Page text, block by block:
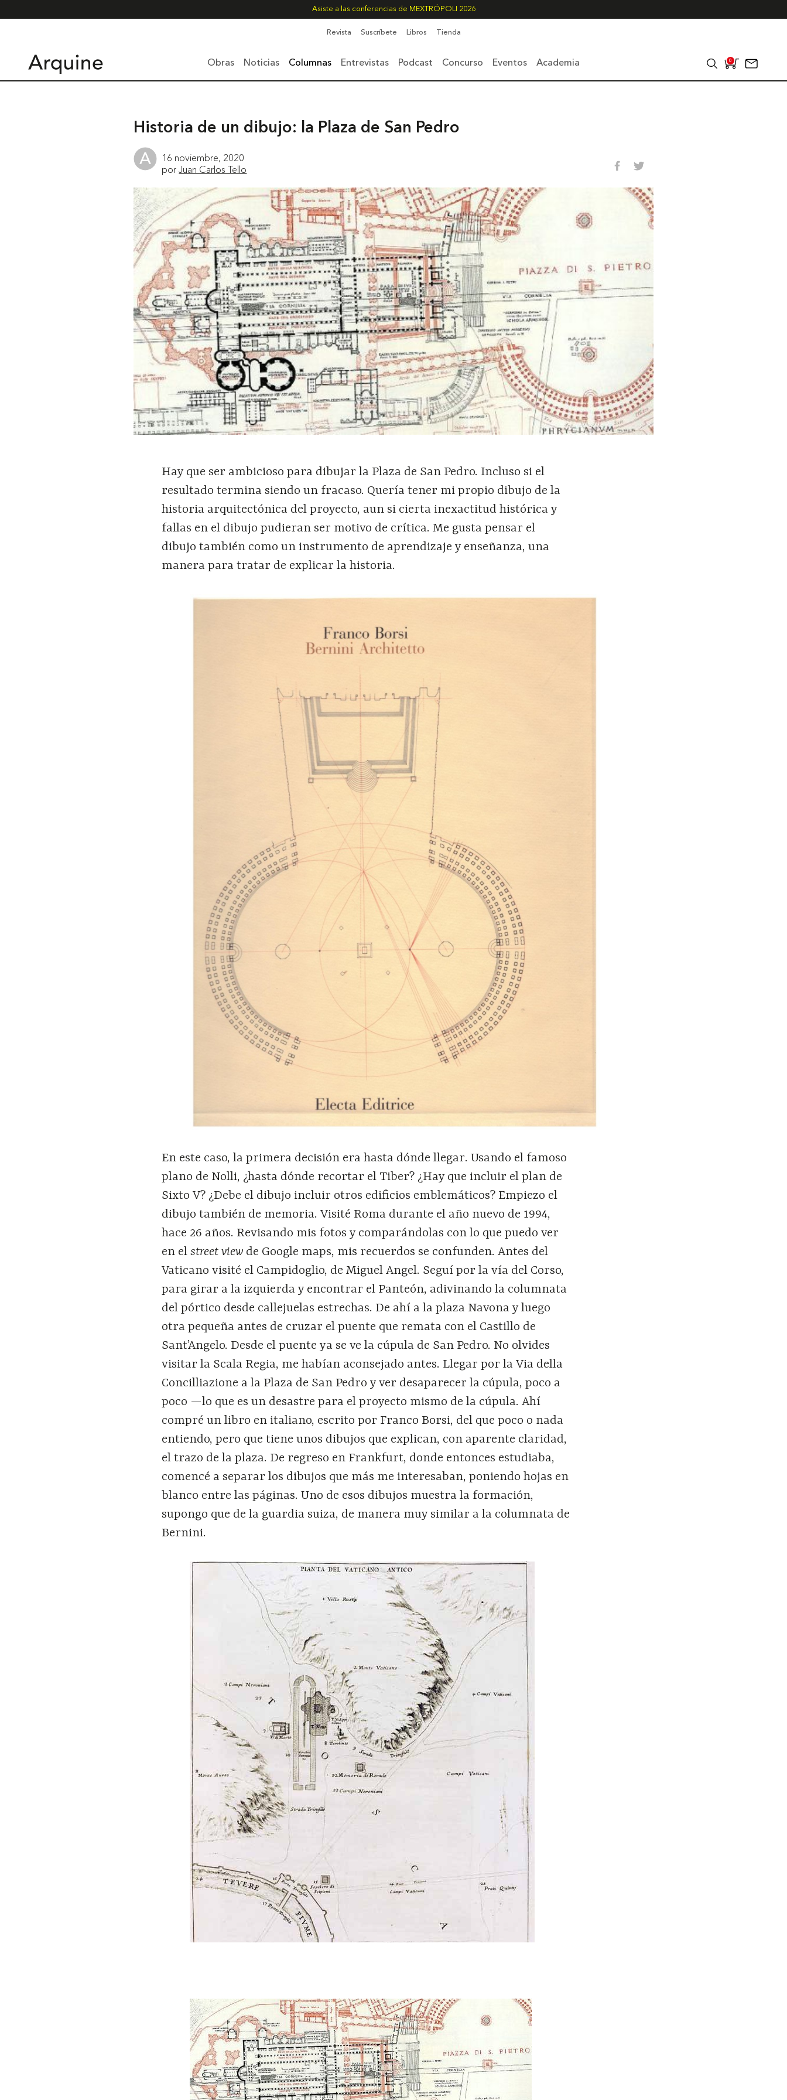
Asiste a las conferencias de MEXTRÓPOLI 2026
Revista Suscríbete Libros Tienda
Obras Noticias Columnas Entrevistas Podcast Concurso Eventos Academia 0
Historia de un dibujo: la Plaza de San Pedro
16 noviembre, 2020
porJuan Carlos Tello
Hay que ser ambicioso para dibujar la Plaza de San Pedro. Incluso si el
resultado termina siendo un fracaso. Quería tener mi propio dibujo de la
historia arquitectónica del proyecto, aun si cierta inexactitud histórica y
fallas en el dibujo pudieran ser motivo de crítica. Me gusta pensar el
dibujo también como un instrumento de aprendizaje y enseñanza, una
manera para tratar de explicar la historia.
En este caso, la primera decisión era hasta dónde llegar. Usando el famoso
plano de Nolli, ¿hasta dónde recortar el Tiber? ¿Hay que incluir el plan de
Sixto V? ¿Debe el dibujo incluir otros edificios emblemáticos? Empiezo el
dibujo también de memoria. Visité Roma durante el año nuevo de 1994,
hace 26 años. Revisando mis fotos y comparándolas con lo que puedo ver
en elstreet view de Google maps, mis recuerdos se confunden. Antes del
Vaticano visité el Campidoglio, de Miguel Angel. Seguí por la vía del Corso,
para girar a la izquierda y encontrar el Panteón, adivinando la columnata
del pórtico desde callejuelas estrechas. De ahí a la plaza Navona y luego
otra pequeña antes de cruzar el puente que remata con el Castillo de
Sant’Angelo. Desde el puente ya se ve la cúpula de San Pedro. No olvides
visitar la Scala Regia, me habían aconsejado antes. Llegar por la Via della
Concilliazione a la Plaza de San Pedro y ver desaparecer la cúpula, poco a
poco —lo que es un desastre para el proyecto mismo de la cúpula. Ahí
compré un libro en italiano, escrito por Franco Borsi, del que poco o nada
entiendo, pero que tiene unos dibujos que explican, con aparente claridad,
el trazo de la plaza. De regreso en Frankfurt, donde entonces estudiaba,
comencé a separar los dibujos que más me interesaban, poniendo hojas en
blanco entre las páginas. Uno de esos dibujos muestra la formación,
supongo que de la guardia suiza, de manera muy similar a la columnata de
Bernini.